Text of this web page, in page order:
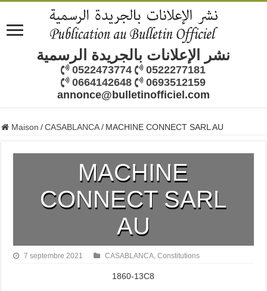
نشر الإعلانات بالجريدة الرسمية
0522473774
0522277181
0664142648
0693512159
annonce@bulletinofficiel.com
Maison / CASABLANCA / MACHINE CONNECT SARL AU
MACHINE
CONNECT SARL
AU
7 septembre 2021 CASABLANCA,Constitutions
1860-13C8